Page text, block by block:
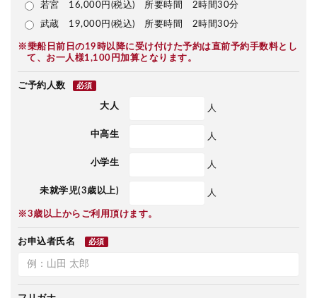
若宮 16,000円(税込) 所要時間 2時間30分
武蔵 19,000円(税込) 所要時間 2時間30分
※乗船日前日の19時以降に受け付けた予約は直前予約手数料とし
て、お一人様1,100円加算となります。
ご予約人数 必須
大人 人
中高生 人
小学生 人
未就学児(3歳以上) 人
※3歳以上からご利用頂けます。
お申込者氏名 必須